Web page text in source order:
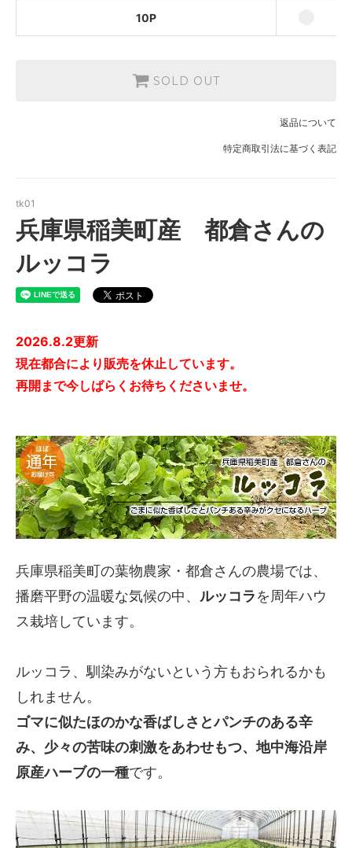
10P
SOLD OUT
返品について
特定商取引法に基づく表記
tk01
兵庫県稲美町産 都倉さんの
ルッコラ
2026.8.2更新
現在都合により販売を休止しています。
再開まで今しばらくお待ちくださいませ。
兵庫県稲美町の葉物農家・都倉さんの農場では、
播磨平野の温暖な気候の中、 ルッコラを周年ハウ
ス栽培しています。
ルッコラ、馴染みがないという方もおられるかも
しれません。
ゴマに似たほのかな香ばしさとパンチのある辛
み、少々の苦味の刺激をあわせもつ、地中海沿岸
原産ハーブの一種です。